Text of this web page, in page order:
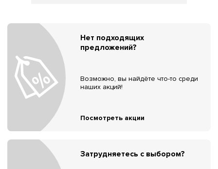
Нет подходящих
предложений?
Возможно, вы найдёте что-то среди
наших акций!
Посмотреть акции
Затрудняетесь с выбором?